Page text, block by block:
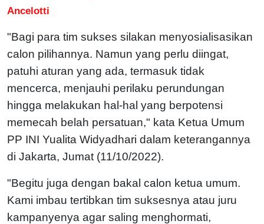
Ancelotti
"Bagi para tim sukses silakan menyosialisasikan
calon pilihannya. Namun yang perlu diingat,
patuhi aturan yang ada, termasuk tidak
mencerca, menjauhi perilaku perundungan
hingga melakukan hal-hal yang berpotensi
memecah belah persatuan," kata Ketua Umum
PP INI Yualita Widyadhari dalam keterangannya
di Jakarta, Jumat (11/10/2022).
"Begitu juga dengan bakal calon ketua umum.
Kami imbau tertibkan tim suksesnya atau juru
kampanyenya agar saling menghormati,